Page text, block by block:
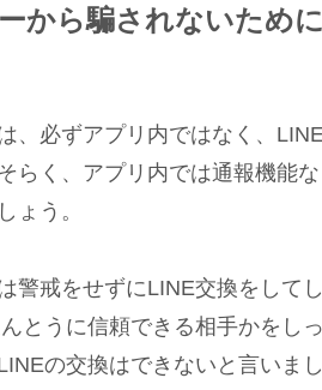
から騙されないために
、必ずアプリ内ではなく、
らく、アプリ内では通報機能
ょう。
警戒をせずにLINE交換をして
とうに信頼できる相手かをし
の交換はできないと言いま